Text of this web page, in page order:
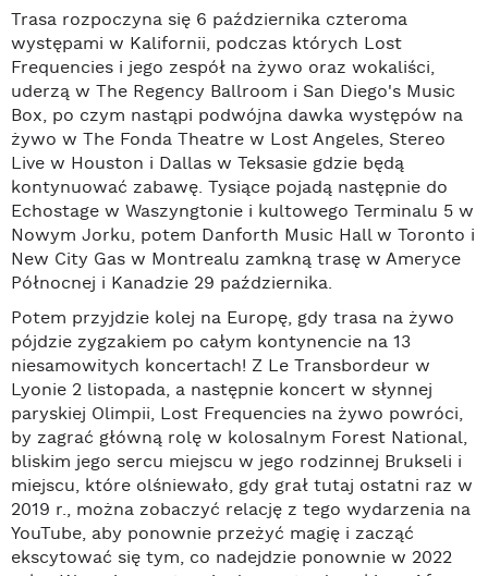
Trasa rozpoczyna się 6 października czteroma
występami w Kalifornii, podczas których Lost
Frequencies i jego zespół na żywo oraz wokaliści,
uderzą w The Regency Ballroom i San Diego's Music
Box, po czym nastąpi podwójna dawka występów na
żywo w The Fonda Theatre w Lost Angeles, Stereo
Live w Houston i Dallas w Teksasie gdzie będą
kontynuować zabawę. Tysiące pojadą następnie do
Echostage w Waszyngtonie i kultowego Terminalu 5 w
Nowym Jorku, potem Danforth Music Hall w Toronto i
New City Gas w Montrealu zamkną trasę w Ameryce
Północnej i Kanadzie 29 października.
Potem przyjdzie kolej na Europę, gdy trasa na żywo
pójdzie zygzakiem po całym kontynencie na 13
niesamowitych koncertach! Z Le Transbordeur w
Lyonie 2 listopada, a następnie koncert w słynnej
paryskiej Olimpii, Lost Frequencies na żywo powróci,
by zagrać główną rolę w kolosalnym Forest National,
bliskim jego sercu miejscu w jego rodzinnej Brukseli i
miejscu, które olśniewało, gdy grał tutaj ostatni raz w
2019 r., można zobaczyć relację z tego wydarzenia na
YouTube, aby ponownie przeżyć magię i zacząć
ekscytować się tym, co nadejdzie ponownie w 2022